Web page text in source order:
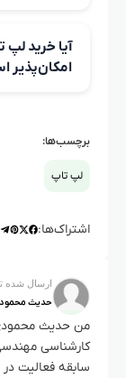
می‌کنند.
امکان‌پذیر
برچسب‌ها:
لپ تاپ
اشتراک‌ها:
ارسال شده
حدیث
سابقه فعالیت در